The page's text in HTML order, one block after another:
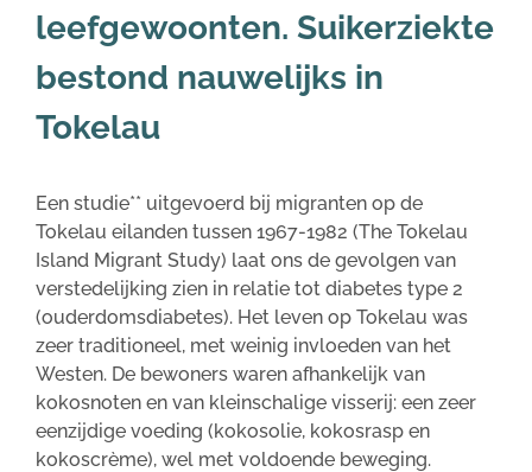
leefgewoonten. Suikerziekte
bestond nauwelijks in
Tokelau
Een studie** uitgevoerd bij migranten op de
Tokelau eilanden tussen 1967-1982 (The Tokelau
Island Migrant Study) laat ons de gevolgen van
verstedelijking zien in relatie tot diabetes type 2
(ouderdomsdiabetes). Het leven op Tokelau was
zeer traditioneel, met weinig invloeden van het
Westen. De bewoners waren afhankelijk van
kokosnoten en van kleinschalige visserij: een zeer
eenzijdige voeding (kokosolie, kokosrasp en
kokoscrème), wel met voldoende beweging.